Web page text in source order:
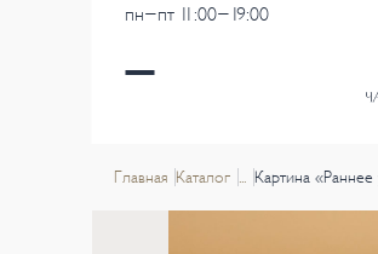
пн-пт 11:00-19:00
Главная Каталог ... Картина